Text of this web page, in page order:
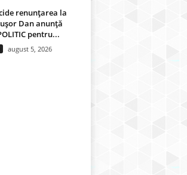
renunțarea la
Dan anunță
pentru...
august 5, 2026